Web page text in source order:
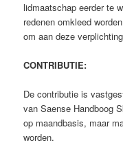
lidmaatschap eerder te
redenen omkleed
om aan deze
CONTRIBUTIE:
De contributie is
van Saense Handboog
op maandbasis, maar
worden.